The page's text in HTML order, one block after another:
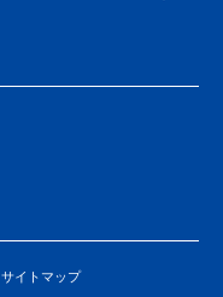
サイトマップ